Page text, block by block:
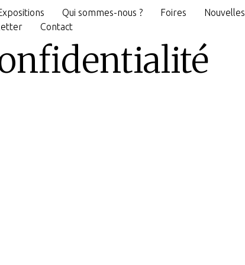
Qui sommes-nous ? Foires
Nouvelles
Contact